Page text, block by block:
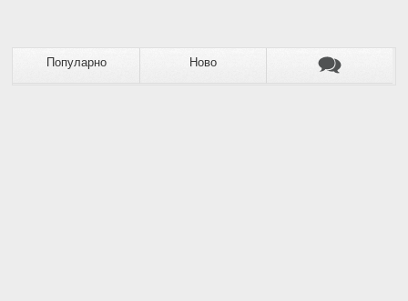
Популарно Ново